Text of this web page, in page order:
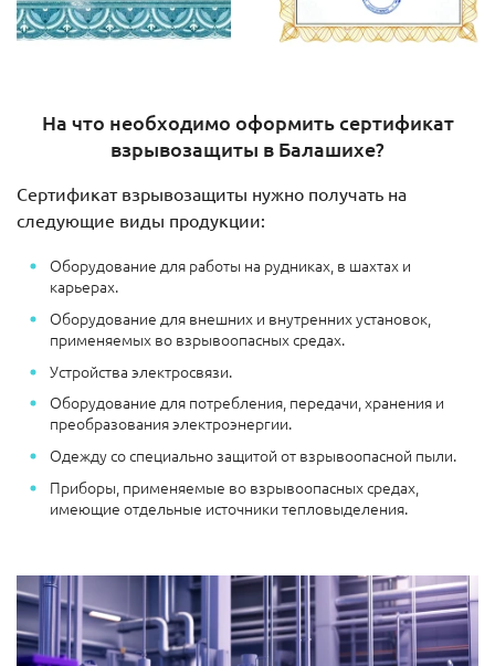
На что необходимо оформить сертификат
взрывозащиты в Балашихе?
Сертификат взрывозащиты нужно получать на
следующие виды продукции:
Оборудование для работы на рудниках, в шахтах и
карьерах.
Оборудование для внешних и внутренних установок,
применяемых во взрывоопасных средах.
Устройства электросвязи.
Оборудование для потребления, передачи, хранения и
преобразования электроэнергии.
Одежду со специально защитой от взрывоопасной пыли.
Приборы, применяемые во взрывоопасных средах,
имеющие отдельные источники тепловыделения.